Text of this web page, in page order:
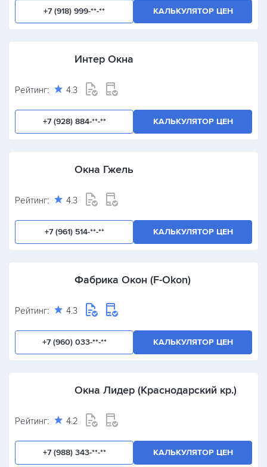
+7 (918) 999-**-** КАЛЬКУЛЯТОР ЦЕН
Интер Окна
Рейтинг: 4.3
+7 (928) 884-**-** КАЛЬКУЛЯТОР ЦЕН
Окна Гжель
Рейтинг: 4.3
+7 (961) 514-**-** КАЛЬКУЛЯТОР ЦЕН
Фабрика Окон (F-Okon)
Рейтинг: 4.3
+7 (960) 033-**-** КАЛЬКУЛЯТОР ЦЕН
Окна Лидер (Краснодарский кр.)
Рейтинг: 4.2
+7 (988) 343-**-** КАЛЬКУЛЯТОР ЦЕН